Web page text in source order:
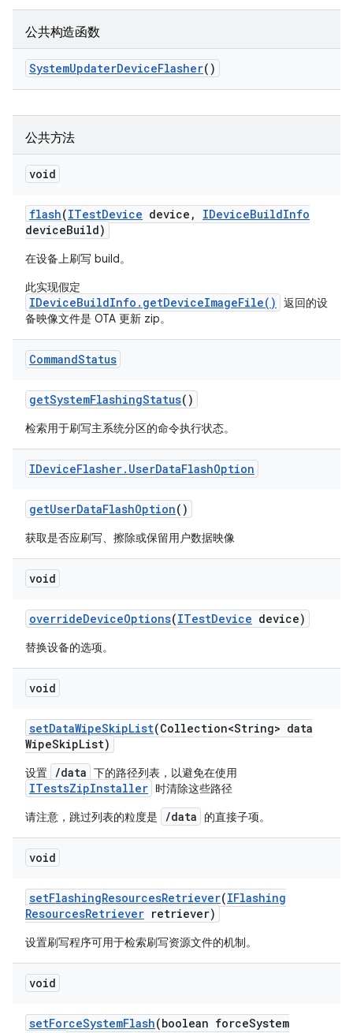
公共构造函数
SystemUpdaterDeviceFlasher()
公共方法
void
flash(ITestDevice device , IDeviceBuildInfo
deviceBuild)
在设备上刷写 build。
此实现假定
IDeviceBuildInfo.getDeviceImageFile()
返回的设
备映像文件是 OTA 更新 zip。
CommandStatus
getSystemFlashingStatus()
检索用于刷写主系统分区的命令执行状态。
IDeviceFlasher. UserDataFlashOption
getUserDataFlashOption()
获取是否应刷写、擦除或保留用户数据映像
void
overrideDeviceOptions(ITestDevice device)
替换设备的选项。
void
setDataWipeSkipList(Collection<String> data
WipeSkipList)
设置 /data 下的路径列表，以避免在使用
ITestsZipInstaller 时清除这些路径
请注意，跳过列表的粒度是
/data 的直接子项。
void
setFlashingResourcesRetriever(IFlashing
ResourcesRetriever retriever)
设置刷写程序可用于检索刷写资源文件的机制。
void
setForceSystemFlash(boolean forceSystem